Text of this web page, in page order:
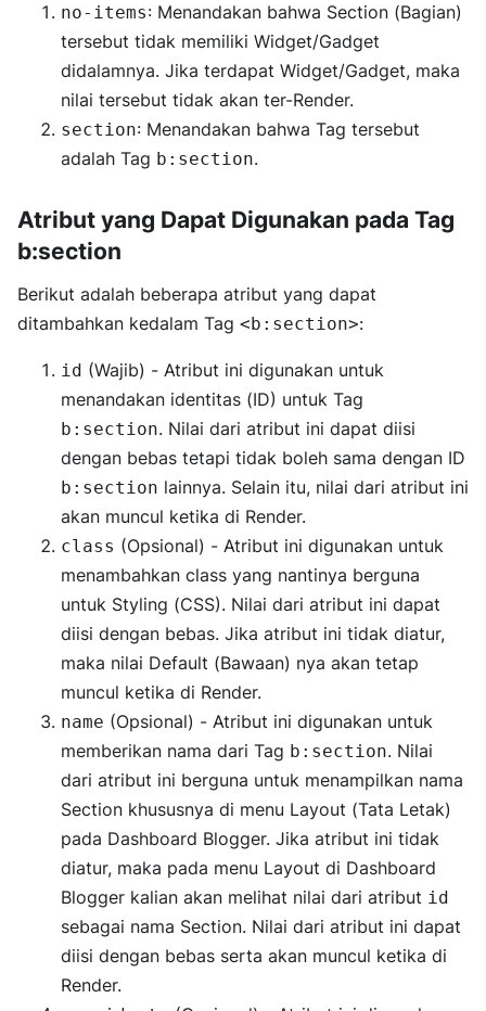
no-items: Menandakan bahwa Section (Bagian)
tersebut tidak memiliki Widget/Gadget
didalamnya. Jika terdapat Widget/Gadget, maka
nilai tersebut tidak akan ter-Render.
section: Menandakan bahwa Tag tersebut
adalah Tag b:section.
Atribut yang Dapat Digunakan pada Tag
b:section
Berikut adalah beberapa atribut yang dapat
ditambahkan kedalam Tag <b:section>:
id (Wajib) - Atribut ini digunakan untuk
menandakan identitas (ID) untuk Tag
b:section. Nilai dari atribut ini dapat diisi
dengan bebas tetapi tidak boleh sama dengan ID
b:section lainnya. Selain itu, nilai dari atribut ini
akan muncul ketika di Render.
class (Opsional) - Atribut ini digunakan untuk
menambahkan class yang nantinya berguna
untuk Styling (CSS). Nilai dari atribut ini dapat
diisi dengan bebas. Jika atribut ini tidak diatur,
maka nilai Default (Bawaan) nya akan tetap
muncul ketika di Render.
name (Opsional) - Atribut ini digunakan untuk
memberikan nama dari Tag b:section. Nilai
dari atribut ini berguna untuk menampilkan nama
Section khususnya di menu Layout (Tata Letak)
pada Dashboard Blogger. Jika atribut ini tidak
diatur, maka pada menu Layout di Dashboard
Blogger kalian akan melihat nilai dari atribut id
sebagai nama Section. Nilai dari atribut ini dapat
diisi dengan bebas serta akan muncul ketika di
Render.